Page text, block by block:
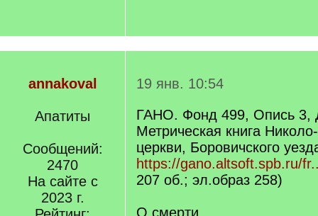
annakoval
Апатиты
Сообщений:
2470
На сайте с
2023 г.
19 янв. 10:54
ГАНО. Фонд 499, Опись 3,
Метрическая книга
церкви, Боровичского
https://gano.altsoft.spb.ru/
207 об.; эл.образ 258)
О смерти